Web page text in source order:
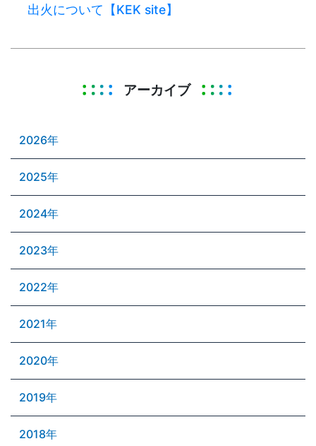
出火について【KEK site】
アーカイブ
2026年
2025年
2024年
2023年
2022年
2021年
2020年
2019年
2018年